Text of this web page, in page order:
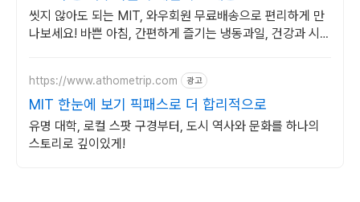
씻지 않아도 되는 MIT, 와우회원 무료배송으로 편리하게 만
나보세요! 바쁜 아침, 간편하게 즐기는 냉동과일, 건강과 시간
https://www.athometrip.com 광고
MIT 한눈에 보기 픽패스로 더 합리적으로
유명 대학, 로컬 스팟 구경부터, 도시 역사와 문화를 하나의
스토리로 깊이있게!